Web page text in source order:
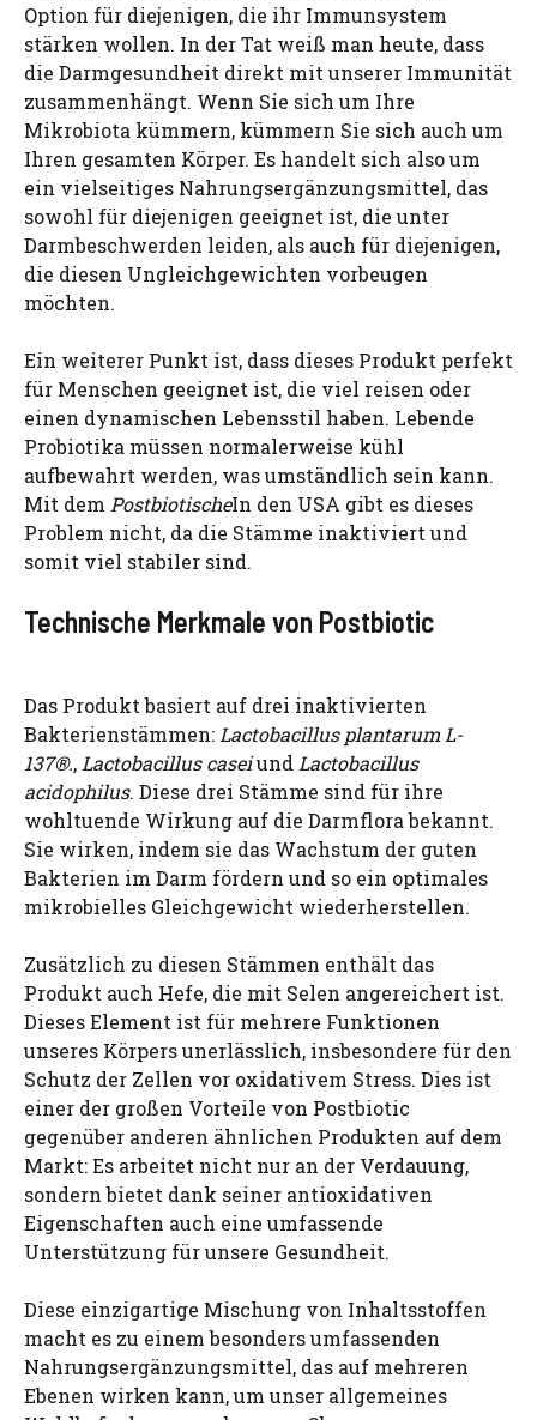
Option für diejenigen, die ihr Immunsystem
stärken wollen. In der Tat weiß man heute, dass
die Darmgesundheit direkt mit unserer Immunität
zusammenhängt. Wenn Sie sich um Ihre
Mikrobiota kümmern, kümmern Sie sich auch um
Ihren gesamten Körper. Es handelt sich also um
ein vielseitiges Nahrungsergänzungsmittel, das
sowohl für diejenigen geeignet ist, die unter
Darmbeschwerden leiden, als auch für diejenigen,
die diesen Ungleichgewichten vorbeugen
möchten.
Ein weiterer Punkt ist, dass dieses Produkt perfekt
für Menschen geeignet ist, die viel reisen oder
einen dynamischen Lebensstil haben. Lebende
Probiotika müssen normalerweise kühl
aufbewahrt werden, was umständlich sein kann.
Mit dem PostbiotischeIn den USA gibt es dieses
Problem nicht, da die Stämme inaktiviert und
somit viel stabiler sind.
Technische Merkmale von Postbiotic
Das Produkt basiert auf drei inaktivierten
Bakterienstämmen: Lactobacillus plantarum L-
137®., Lactobacillus caseiund Lactobacillus
acidophilus. Diese drei Stämme sind für ihre
wohltuende Wirkung auf die Darmflora bekannt.
Sie wirken, indem sie das Wachstum der guten
Bakterien im Darm fördern und so ein optimales
mikrobielles Gleichgewicht wiederherstellen.
Zusätzlich zu diesen Stämmen enthält das
Produkt auch Hefe, die mit Selen angereichert ist.
Dieses Element ist für mehrere Funktionen
unseres Körpers unerlässlich, insbesondere für den
Schutz der Zellen vor oxidativem Stress. Dies ist
einer der großen Vorteile von Postbiotic
gegenüber anderen ähnlichen Produkten auf dem
Markt: Es arbeitet nicht nur an der Verdauung,
sondern bietet dank seiner antioxidativen
Eigenschaften auch eine umfassende
Unterstützung für unsere Gesundheit.
Diese einzigartige Mischung von Inhaltsstoffen
macht es zu einem besonders umfassenden
Nahrungsergänzungsmittel, das auf mehreren
Ebenen wirken kann, um unser allgemeines